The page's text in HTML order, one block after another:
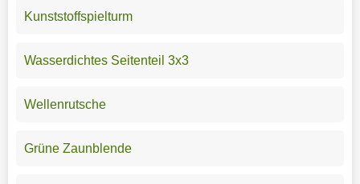
Kunststoffspielturm
Wasserdichtes Seitenteil 3x3
Wellenrutsche
Grüne Zaunblende